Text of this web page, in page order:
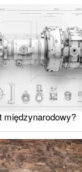
międzynarodowy?